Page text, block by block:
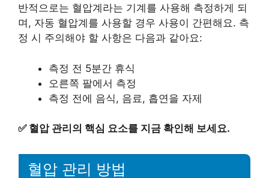
반적으로는 혈압계라는 기계를 사용해 측정하게 되
며, 자동 혈압계를 사용할 경우 사용이 간편해요. 측
정 시 주의해야 할 사항은 다음과 같아요:
측정 전 5분간 휴식
오른쪽 팔에서 측정
측정 전에 음식, 음료, 흡연을 자제
✅ 혈압 관리의 핵심 요소를 지금 확인해 보세요.
혈압 관리 방법